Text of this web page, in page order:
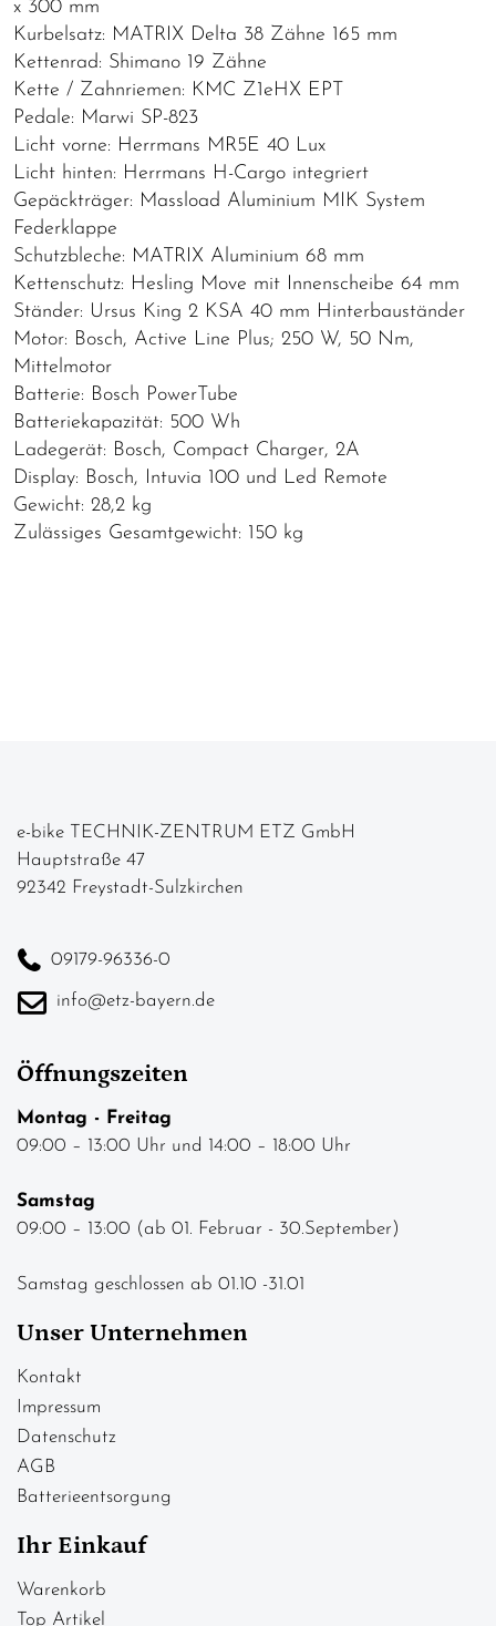
x 300 mm
Kurbelsatz: MATRIX Delta 38 Zähne 165 mm
Kettenrad: Shimano 19 Zähne
Kette / Zahnriemen: KMC Z1eHX EPT
Pedale: Marwi SP-823
Licht vorne: Herrmans MR5E 40 Lux
Licht hinten: Herrmans H-Cargo integriert
Gepäckträger: Massload Aluminium MIK System
Federklappe
Schutzbleche: MATRIX Aluminium 68 mm
Kettenschutz: Hesling Move mit Innenscheibe 64 mm
Ständer: Ursus King 2 KSA 40 mm Hinterbauständer
Motor: Bosch, Active Line Plus; 250 W, 50 Nm,
Mittelmotor
Batterie: Bosch PowerTube
Batteriekapazität: 500 Wh
Ladegerät: Bosch, Compact Charger, 2A
Display: Bosch, Intuvia 100 und Led Remote
Gewicht: 28,2 kg
Zulässiges Gesamtgewicht: 150 kg
e-bike TECHNIK-ZENTRUM ETZ GmbH
Hauptstraße 47
92342 Freystadt-Sulzkirchen
09179-96336-0
info@etz-bayern.de
Öffnungszeiten
Montag - Freitag
09:00 – 13:00 Uhr und 14:00 – 18:00 Uhr
Samstag
09:00 – 13:00 (ab 01. Februar - 30.September)
Samstag geschlossen ab 01.10 -31.01
Unser Unternehmen
Kontakt
Impressum
Datenschutz
AGB
Batterieentsorgung
Ihr Einkauf
Warenkorb
Top Artikel